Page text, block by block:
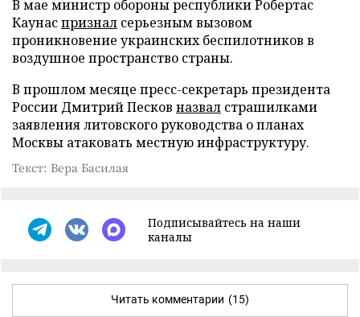
В мае министр обороны республики Робертас
Каунаспризнал серьезным вызовом
проникновение украинских беспилотников в
воздушное пространство страны.
В прошлом месяце пресс-секретарь президента
России Дмитрий Песков назвал страшилками
заявления литовского руководства о планах
Москвы атаковать местную инфраструктуру.
Текст: Вера Басилая
Подписывайтесь на наши
каналы
Читать комментарии (15)